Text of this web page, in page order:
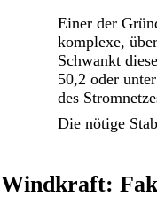
Windkraft:
Einer der
komplexe,
Schwankt
50,2 oder
des
Die nötige